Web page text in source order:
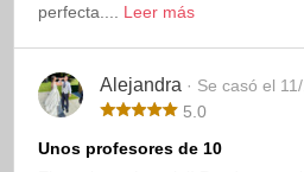
perfecta.... Leer más
Alejandra · Se casó el
5.0
Unos profesores de 10